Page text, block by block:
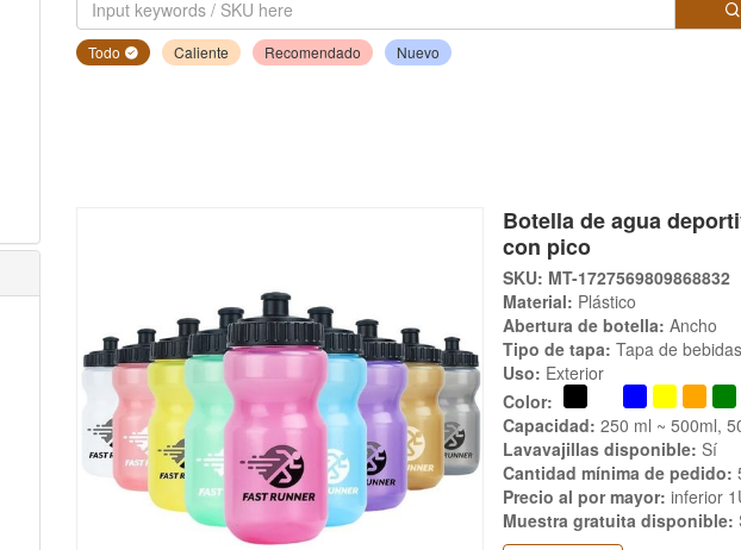
Todo Caliente Recomendado Nuevo
Botella de agua
con pico
SKU: MT-1727569809868832
Material: Plástico
Abertura de botella: Ancho
Tipo de tapa: Tapa de bebidas
Uso: Exterior
Color:
Capacidad: 250 ml ~ 500ml,
Lavavajillas disponible: Sí
Cantidad mínima de pedido:
Precio al por mayor: inferior
Muestra gratuita disponible: